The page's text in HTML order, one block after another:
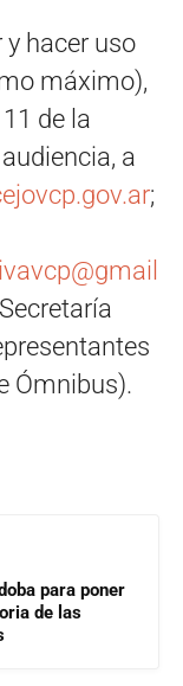
hacer uso
máximo),
de la
a
;
Ómnibus).
para poner
de las